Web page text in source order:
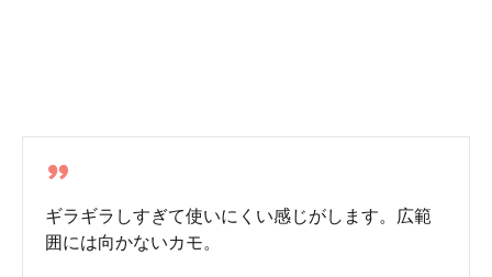
ギラギラしすぎて使いにくい感じがします。広範
囲には向かないカモ。